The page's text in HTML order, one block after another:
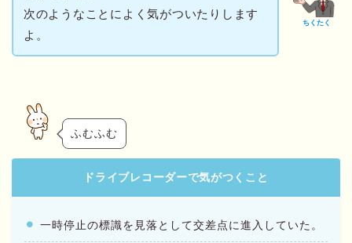
ちくたく
次のようなことによく気がついたりします
よ。
ふむふむ
ドライブレコーダーで気がつくこと
一時停止の標識を見落として交差点に進入していた。